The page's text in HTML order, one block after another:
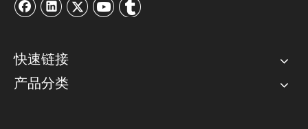
快速链接
产品分类